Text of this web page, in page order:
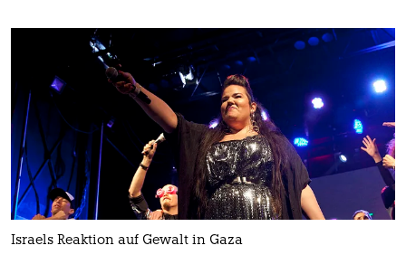
Israels Reaktion auf Gewalt in Gaza